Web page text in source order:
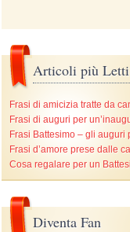
Articoli più Letti
Frasi di amicizia tratte da
Frasi di auguri per
Frasi Battesimo – gli auguri
Frasi d’amore prese dalle
Cosa regalare per un
Diventa Fan